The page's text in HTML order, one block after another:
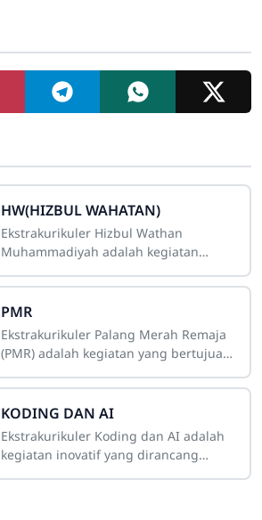
HW(HIZBUL WAHATAN)
Ekstrakurikuler Hizbul Wathan
Muhammadiyah adalah kegiatan
membentuk generasi muda yang
beriman, berilmu, dan beramal
melalui
PMR
Ekstrakurikuler Palang Merah Remaja
(PMR) adalah kegiatan yang bertujuan
yang peduli, tanggap, dan terampil
dalam
KODING DAN AI
Ekstrakurikuler Koding dan AI adalah
kegiatan inovatif yang dirancang